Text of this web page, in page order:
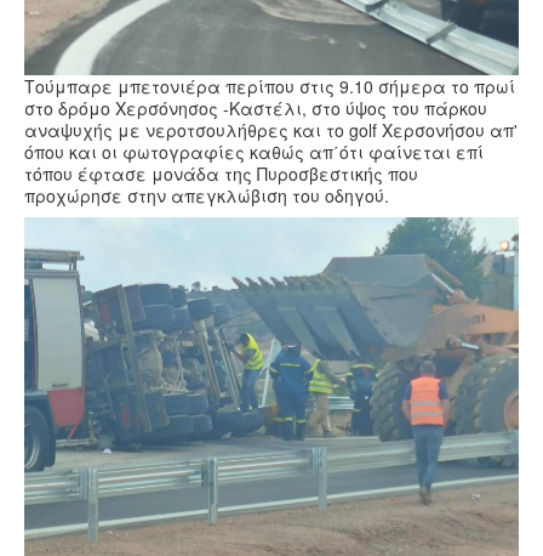
Τούμπαρε μπετονιέρα περίπου στις 9.10 σήμερα το πρωί
στο δρόμο Χερσόνησος -Καστέλι, στο ύψος του πάρκου
αναψυχής με νεροτσουλήθρες και το golf Χερσονήσου απ'
όπου και οι φωτογραφίες καθώς απ΄ότι φαίνεται επί
τόπου έφτασε μονάδα της Πυροσβεστικής που
προχώρησε στην απεγκλώβιση του οδηγού.